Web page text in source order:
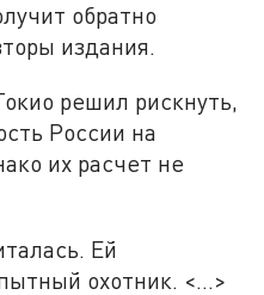
обратно
издания.
решил рискнуть,
России на
их расчет не
Ей
охотник. <…>